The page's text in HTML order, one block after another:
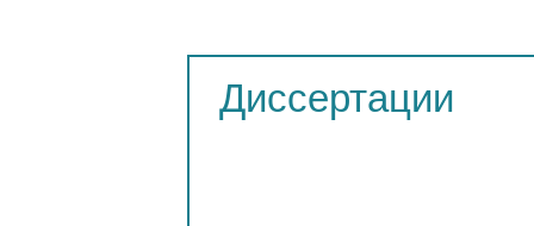
Диссертации